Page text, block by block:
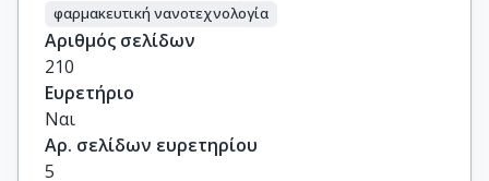
φαρμακευτική νανοτεχνολογία
Αριθμός σελίδων
210
Ευρετήριο
Ναι
Αρ. σελίδων ευρετηρίου
5